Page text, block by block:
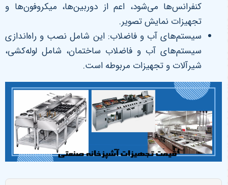
کنفرانس‌ها می‌شود، اعم از دوربین‌ها، میکروفون‌ها و
تجهیزات نمایش تصویر.
سیستم‌های آب و فاضلاب: این شامل نصب و راه‌اندازی
سیستم‌های آب و فاضلاب ساختمان، شامل لوله‌کشی،
شیرآلات و تجهیزات مربوطه است.